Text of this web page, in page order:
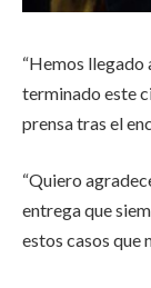
“Hemos llegado
terminado este
prensa tras el
“Quiero
entrega que
estos casos que